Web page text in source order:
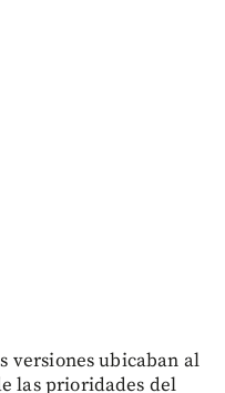
versiones ubicaban al
las prioridades del